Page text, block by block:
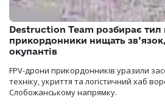
Destruction Team розбирає тил
прикордонники нищать зв’язок,
окупантів
FPV-дрони прикордонників уразили
техніку, укриття та логістичний хаб
Слобожанському напрямку.